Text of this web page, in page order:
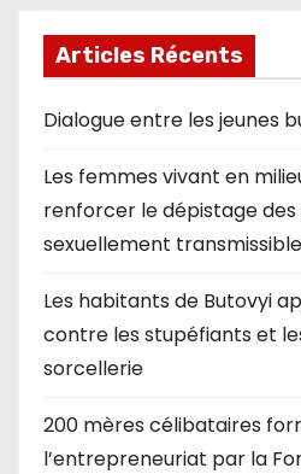
Articles Récents
Dialogue entre les jeunes
Les femmes vivant en
renforcer le dépistage
sexuellement
Les habitants de Butovyi
contre les stupéfiants et
sorcellerie
200 mères célibataires
l’entrepreneuriat par la